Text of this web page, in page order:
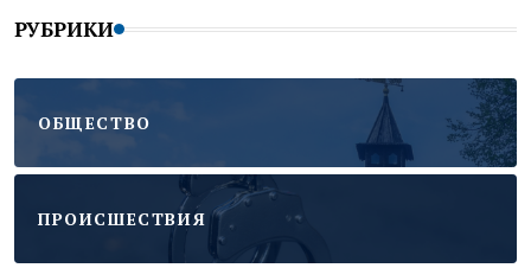
РУБРИКИ
ОБЩЕСТВО
ПРОИСШЕСТВИЯ